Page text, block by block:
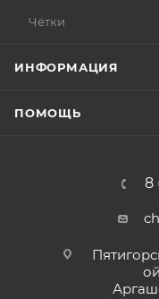
Чётки
ИНФОРМАЦИЯ
ПОМОЩЬ
8